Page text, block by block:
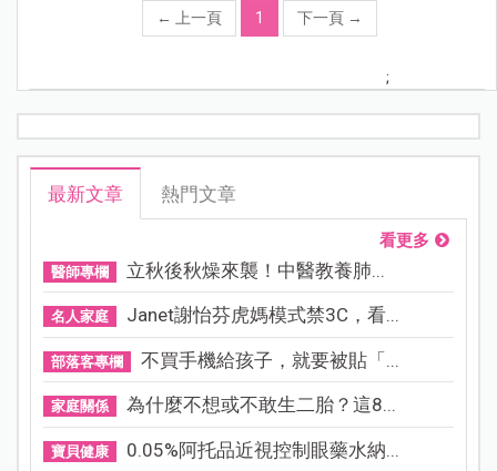
← 上一頁 1 下一頁 →
;
最新文章 熱門文章
看更多
醫師專欄 立秋後秋燥來襲！中醫教養肺...
名人家庭 Janet謝怡芬虎媽模式禁3C，看...
部落客專欄 不買手機給孩子，就要被貼「...
家庭關係 為什麼不想或不敢生二胎？這8...
寶貝健康 0.05%阿托品近視控制眼藥水納...